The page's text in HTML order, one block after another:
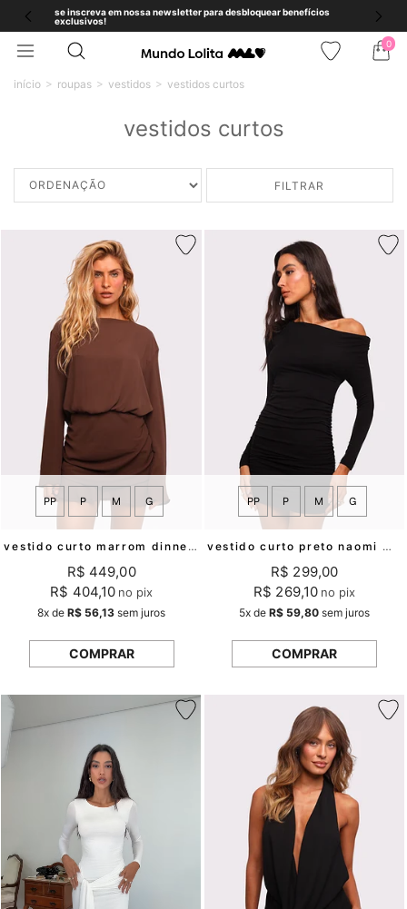
use o cupom BEMVINDA e ganhe 5% OFF na sua primeira compra
acima de R$199
0
início roupas vestidos vestidos curtos
vestidos curtos
FILTRAR
vestido curto marrom dinner's at seven mundo lolita
PP P M G
R$ 449,00
R$ 404,10 no pix
8x deR$ 56,13 sem juros
COMPRAR
vestido curto preto naomi mundo lolita
PP P M G
R$ 299,00
R$ 269,10 no pix
5x deR$ 59,80 sem juros
COMPRAR